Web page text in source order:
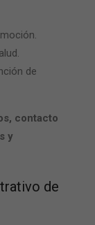
de
contacto
y
de